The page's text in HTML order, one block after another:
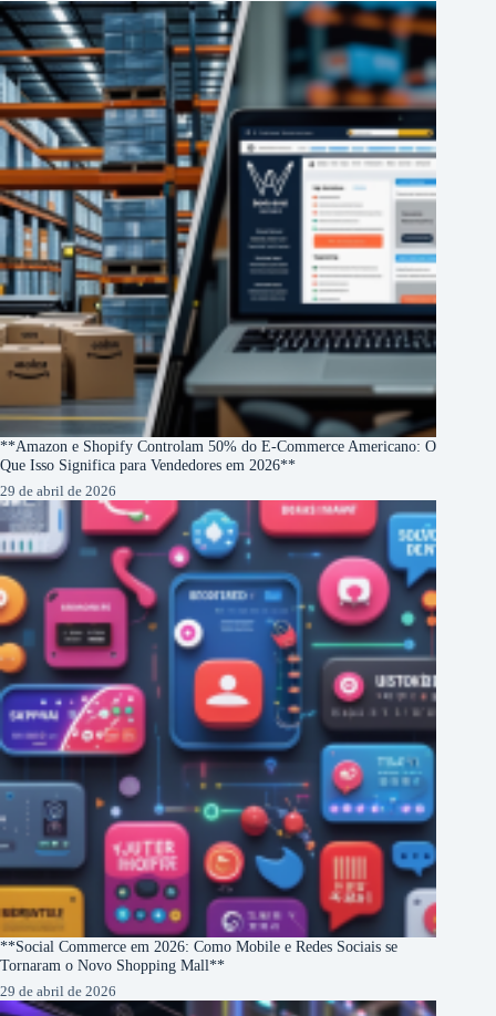
**Amazon e Shopify Controlam 50% do E-Commerce Americano: O
Que Isso Significa para Vendedores em 2026**
29 de abril de 2026
**Social Commerce em 2026: Como Mobile e Redes Sociais se
Tornaram o Novo Shopping Mall**
29 de abril de 2026